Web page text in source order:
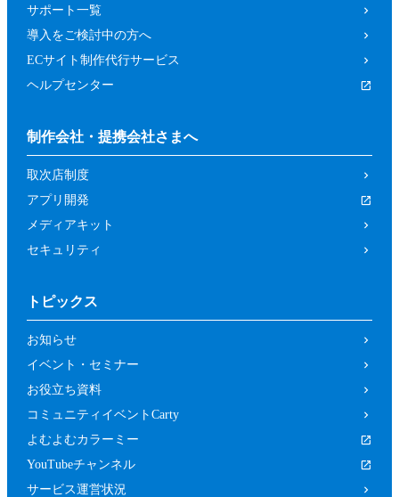
サポート一覧
導入をご検討中の方へ
ECサイト制作代行サービス
ヘルプセンター
制作会社・提携会社さまへ
取次店制度
アプリ開発
メディアキット
セキュリティ
トピックス
お知らせ
イベント・セミナー
お役立ち資料
コミュニティイベントCarty
よむよむカラーミー
YouTubeチャンネル
サービス運営状況